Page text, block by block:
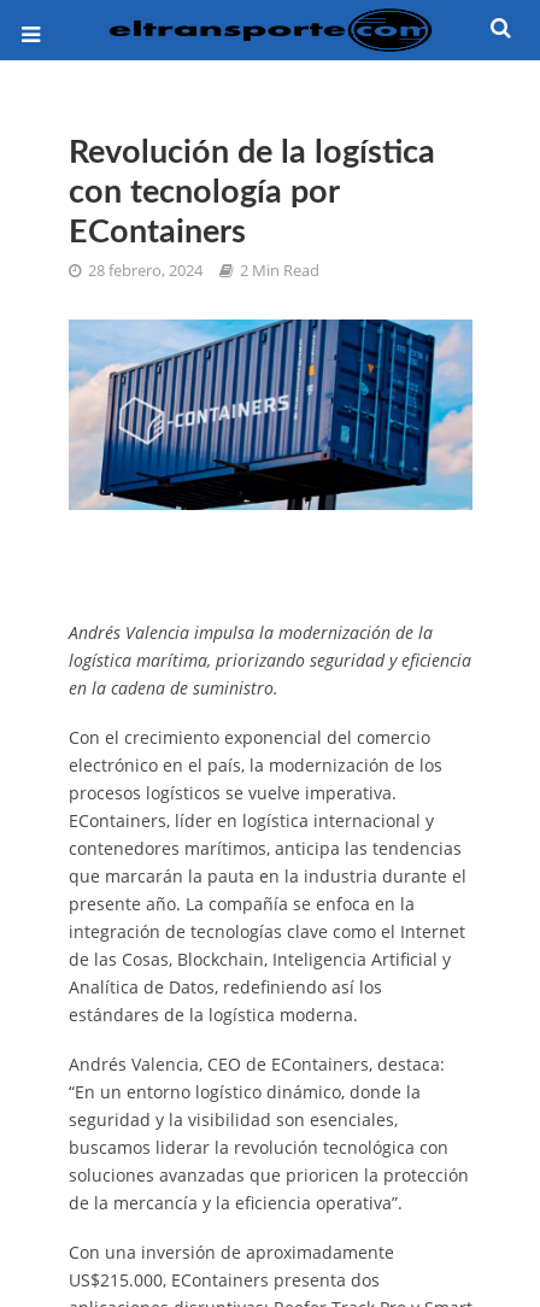
Revolución de la logística
con tecnología por
EContainers
28 febrero, 2024 2 Min Read
Andrés Valencia impulsa la modernización de la
logística marítima, priorizando seguridad y eficiencia
en la cadena de suministro.
Con el crecimiento exponencial del comercio
electrónico en el país, la modernización de los
procesos logísticos se vuelve imperativa.
EContainers, líder en logística internacional y
contenedores marítimos, anticipa las tendencias
que marcarán la pauta en la industria durante el
presente año. La compañía se enfoca en la
integración de tecnologías clave como el Internet
de las Cosas, Blockchain, Inteligencia Artificial y
Analítica de Datos, redefiniendo así los
estándares de la logística moderna.
Andrés Valencia, CEO de EContainers, destaca:
“En un entorno logístico dinámico, donde la
seguridad y la visibilidad son esenciales,
buscamos liderar la revolución tecnológica con
soluciones avanzadas que prioricen la protección
de la mercancía y la eficiencia operativa”.
Con una inversión de aproximadamente
US$215.000, EContainers presenta dos